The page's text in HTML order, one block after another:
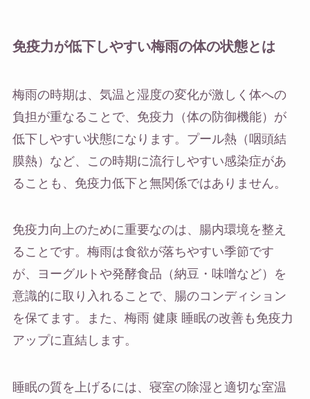
免疫力が低下しやすい梅雨の体の状態とは
梅雨の時期は、気温と湿度の変化が激しく体への
負担が重なることで、免疫力（体の防御機能）が
低下しやすい状態になります。プール熱（咽頭結
膜熱）など、この時期に流行しやすい感染症があ
ることも、免疫力低下と無関係ではありません。
免疫力向上のために重要なのは、腸内環境を整え
ることです。梅雨は食欲が落ちやすい季節です
が、ヨーグルトや発酵食品（納豆・味噌など）を
意識的に取り入れることで、腸のコンディション
を保てます。また、梅雨 健康 睡眠の改善も免疫力
アップに直結します。
睡眠の質を上げるには、寝室の除湿と適切な室温